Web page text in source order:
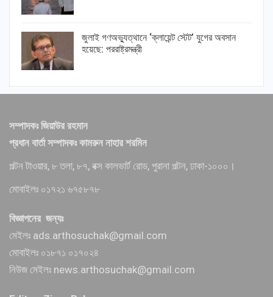
জুলাই গণঅভ্যুত্থানে ‘ক্লায়েন্ট স্টেট’ যুগের অবসান
হয়েছে: পররাষ্ট্রমন্ত্রী
সম্পাদকঃ জিয়াউর রহমান
প্রধান বার্তা সম্পাদকঃ কামরুন নাহার শরমিন
পল্টন টাওয়ার, ৮ তলা, ৮৭, বক্স কালভার্ট রোড, পুরানা পল্টন, ঢাকা-১০০০।
মোবাইলঃ ০১৭২১ ৬৭৫৮৭৮
বিজ্ঞাপনের জন্যঃ
মেইলঃ ads.arthosuchak@gmail.com
মোবাইলঃ ০১৮৭১ ০১৭০২৪
নিউজ মেইলঃ news.arthosuchak@gmail.com